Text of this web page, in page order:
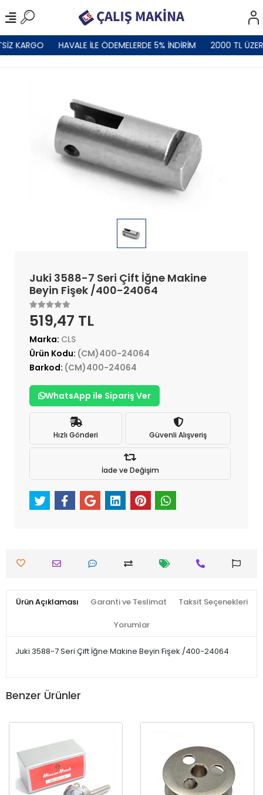
KARGO HAVALE İLE ÖDEMELERDE 5% İNDİRİM 2000 TL
Juki 3588-7 Seri Çift İğne Makine
Beyin Fişek /400-24064
519,47 TL
Marka: CLS
Ürün Kodu: (CM)400-24064
Barkod: (CM)400-24064
WhatsApp ile Sipariş Ver
Hızlı Gönderi Güvenli Alışveriş
İade ve Değişim
Ürün Açıklaması Garanti ve Teslimat Taksit Seçenekleri
Yorumlar
Juki 3588-7 Seri Çift İğne Makine Beyin Fişek /400-24064
Benzer Ürünler